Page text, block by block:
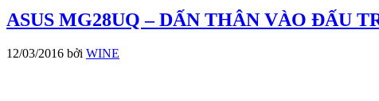
ASUS MG28UQ – DẤN THÂN VÀO ĐẤU
12/03/2016 bởi WINE